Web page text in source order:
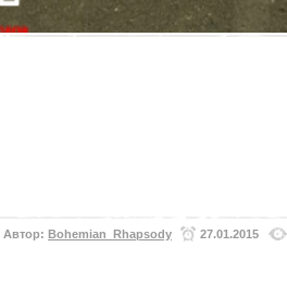
Автор: Bohemian_Rhapsody 27.01.2015